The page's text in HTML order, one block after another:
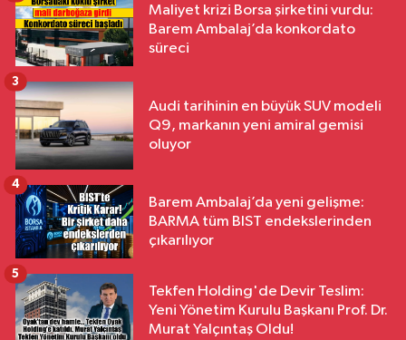
Maliyet krizi Borsa şirketini vurdu:
Barem Ambalaj’da konkordato
süreci
Audi tarihinin en büyük SUV modeli
Q9, markanın yeni amiral gemisi
oluyor
3
Barem Ambalaj’da yeni gelişme:
BARMA tüm BIST endekslerinden
çıkarılıyor
4
Tekfen Holding'de Devir Teslim:
Yeni Yönetim Kurulu Başkanı Prof. Dr.
Murat Yalçıntaş Oldu!
5